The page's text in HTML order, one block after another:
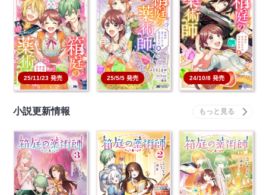
25/11/23 発売
箱庭の薬術師 神様に愛
され女子の異世界生
活…
本を買う
25/5/5 発売
箱庭の薬術師 神様に
愛され女子の異世界生
活…
本を買う
24/10/8 発売
箱庭の薬術師 神様に
愛され女子の異世界生
…
本を買う
小説更新情報
箱庭の薬術師 3 箱庭の薬術師 2 箱庭の薬術師 1